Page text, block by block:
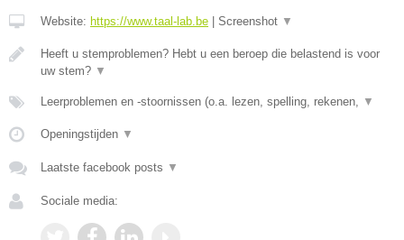
Website: https://www.taal-lab.be | Screenshot ▼
Heeft u stemproblemen? Hebt u een beroep die belastend is voor
uw stem? ▼
Leerproblemen en -stoornissen (o.a. lezen, spelling, rekenen, ▼
Openingstijden ▼
Laatste facebook posts ▼
Sociale media: